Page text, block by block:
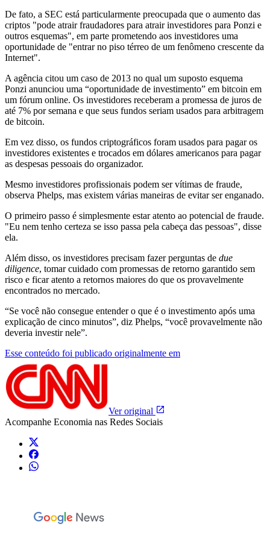
De fato, a SEC está particularmente preocupada que o aumento das
criptos "pode ​​atrair fraudadores para atrair investidores para Ponzi e
outros esquemas", em parte prometendo aos investidores uma
oportunidade de "entrar no piso térreo de um fenômeno crescente da
Internet".
A agência citou um caso de 2013 no qual um suposto esquema
Ponzi anunciou uma “oportunidade de investimento” em bitcoin em
um fórum online. Os investidores receberam a promessa de juros de
até 7% por semana e que seus fundos seriam usados ​​para arbitragem
de bitcoin.
Em vez disso, os fundos criptográficos foram usados ​​para pagar os
investidores existentes e trocados em dólares americanos para pagar
as despesas pessoais do organizador.
Mesmo investidores profissionais podem ser vítimas de fraude,
observa Phelps, mas existem várias maneiras de evitar ser enganado.
O primeiro passo é simplesmente estar atento ao potencial de fraude.
"Eu nem tenho certeza se isso passa pela cabeça das pessoas", disse
ela.
Além disso, os investidores precisam fazer perguntas de due
diligence, tomar cuidado com promessas de retorno garantido sem
risco e ficar atento a retornos maiores do que os provavelmente
encontrados no mercado.
“Se você não consegue entender o que é o investimento após uma
explicação de cinco minutos”, diz Phelps, “você provavelmente não
deveria investir nele”.
Esse conteúdo foi publicado originalmente em
Ver original
Acompanhe Economia nas Redes Sociais